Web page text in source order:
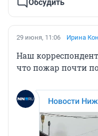
Обсудить
29 июня, 11:06 Ирина
Наш
что пожар почти